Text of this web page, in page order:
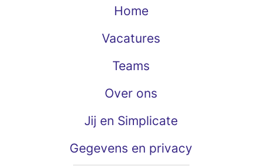
Home
Vacatures
Teams
Over ons
Jij en Simplicate
Gegevens en privacy